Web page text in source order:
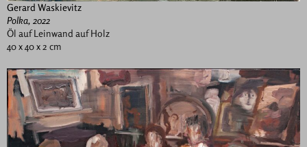
Gerard Waskievitz
Polka, 2022
Öl auf Leinwand auf Holz
40 x 40 x 2 cm